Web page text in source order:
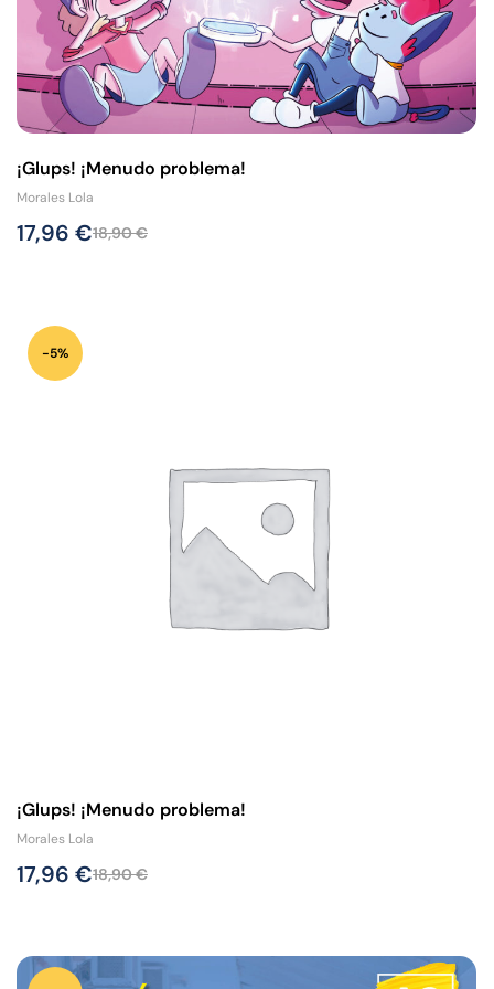
¡Glups! ¡Menudo problema!
Morales Lola
18,90€
17,96 €
-5%
¡Glups! ¡Menudo problema!
Morales Lola
18,90€
17,96 €